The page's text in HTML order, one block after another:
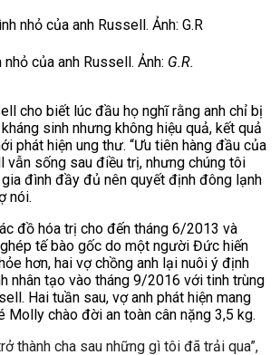
nhỏ của anh Russell. Ảnh: G.R.
cho biết lúc đầu họ nghĩ rằng anh chỉ bị
sinh nhưng không hiệu quả, kết quả
phát hiện ung thư. “Ưu tiên hàng đầu của
vẫn sống sau điều trị, nhưng chúng tôi
đình đầy đủ nên quyết định đông lạnh
nói.
đồ hóa trị cho đến tháng 6/2013 và
tế bào gốc do một người Đức hiến
hơn, hai vợ chồng anh lại nuôi ý định
nhân tạo vào tháng 9/2016 với tinh trùng
Hai tuần sau, vợ anh phát hiện mang
Molly chào đời an toàn cân nặng 3,5 kg.
thành cha sau những gì tôi đã trải qua”,